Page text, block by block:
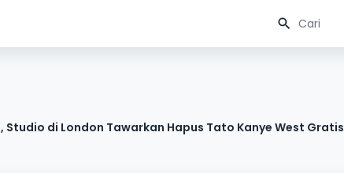
Studio di London Tawarkan Hapus Tato Kanye West Gratis